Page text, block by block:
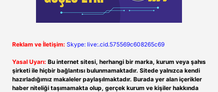
Reklam ve İletişim: Skype: live:.cid.575569c608265c69
Yasal Uyarı: Bu internet sitesi, herhangi bir marka, kurum veya şahıs
şirketi ile hiçbir bağlantısı bulunmamaktadır. Sitede yalnızca kendi
hazırladığımız makaleler paylaşılmaktadır. Burada yer alan içerikler
haber niteliği taşımamakta olup, gerçek kurum ve kişiler hakkında